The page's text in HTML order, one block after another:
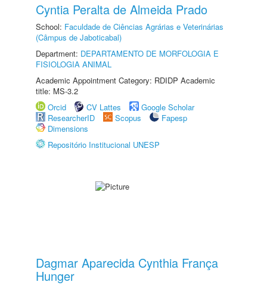
Cyntia Peralta de Almeida Prado
School: Faculdade de Ciências Agrárias e Veterinárias
(Câmpus de Jaboticabal)
Department: DEPARTAMENTO DE MORFOLOGIA E
FISIOLOGIA ANIMAL
Academic Appointment Category: RDIDP Academic
title: MS-3.2
Orcid
CV Lattes
Google Scholar
ResearcherID
Scopus
Fapesp
Dimensions
Repositório Institucional UNESP
Dagmar Aparecida Cynthia França
Hunger